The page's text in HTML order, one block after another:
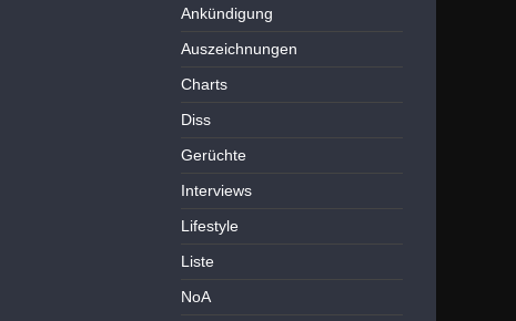
Ankündigung
Auszeichnungen
Charts
Diss
Gerüchte
Interviews
Lifestyle
Liste
NoA